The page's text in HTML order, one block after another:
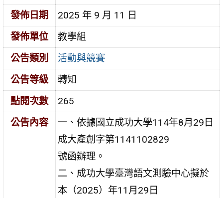
發佈日期
2025 年 9 月 11 日
發佈單位
教學組
公告類別
活動與競賽
公告等級
轉知
點閱次數
265
公告內容
一、依據國立成功大學114年8月29日
成大產創字第1141102829
號函辦理。
二、成功大學臺灣語文測驗中心擬於
本（2025）年11月29日